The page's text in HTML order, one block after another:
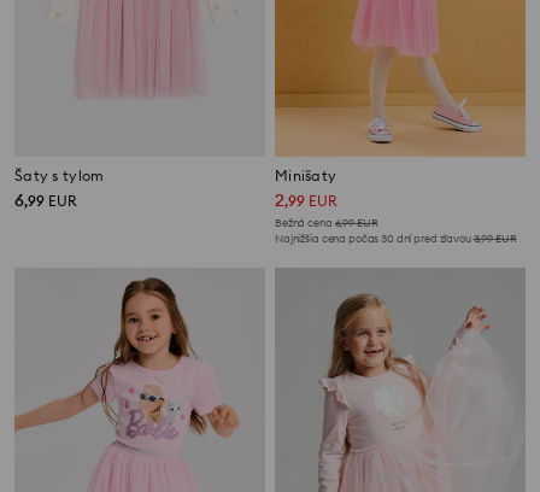
Šaty s tylom
6,99 EUR
Minišaty
2,99 EUR
Bežná cena 6,99EUR
Najnižšia cena počas 30 dní pred zľavou3,99EUR